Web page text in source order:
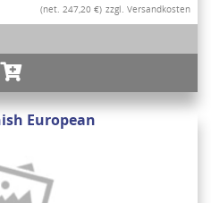
(net. 247,20 €) zzgl. Versandkosten
European